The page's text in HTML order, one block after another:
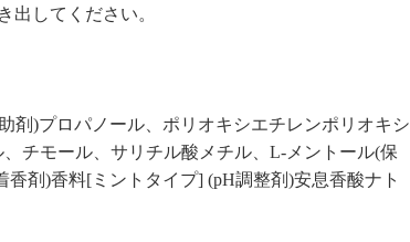
出してください。
剤)プロパノール、ポリオキシエチレンポリオキシ
チモール、サリチル酸メチル、L-メントール(保
剤)香料[ミントタイプ] (pH調整剤)安息香酸ナト